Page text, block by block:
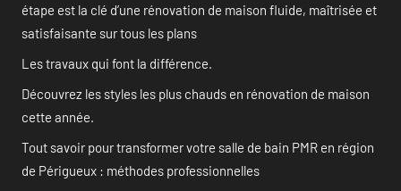
étape est la clé d’une rénovation de maison fluide, maîtrisée et
satisfaisante sur tous les plans
Les travaux qui font la différence.
Découvrez les styles les plus chauds en rénovation de maison
cette année.
Tout savoir pour transformer votre salle de bain PMR en région
de Périgueux : méthodes professionnelles